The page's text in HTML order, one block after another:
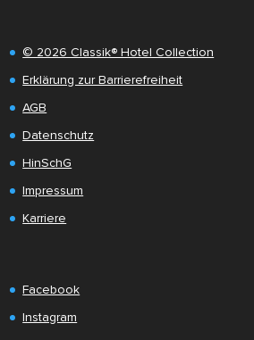
© 2026 Classik® Hotel Collection
Erklärung zur Barrierefreiheit
AGB
Datenschutz
HinSchG
Impressum
Karriere
Facebook
Instagram